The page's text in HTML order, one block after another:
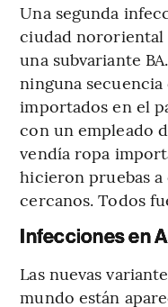
Una segunda
ciudad nororiental
una subvariante
ninguna secuencia
importados en el
con un empleado
vendía ropa
hicieron pruebas
cercanos. Todos
Infecciones en
Las nuevas
mundo están